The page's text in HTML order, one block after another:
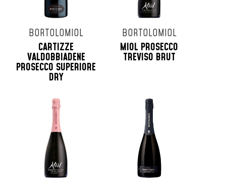
BORTOLOMIOL
CARTIZZE
VALDOBBIADENE
PROSECCO SUPERIORE
DRY
BORTOLOMIOL
MIOL PROSECCO
TREVISO BRUT